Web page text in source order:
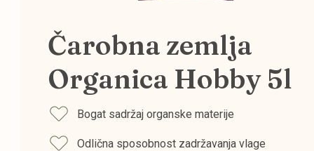
Čarobna zemlja
Organica Hobby 5l
Bogat sadržaj organske materije
Odlična sposobnost zadržavanja vlage